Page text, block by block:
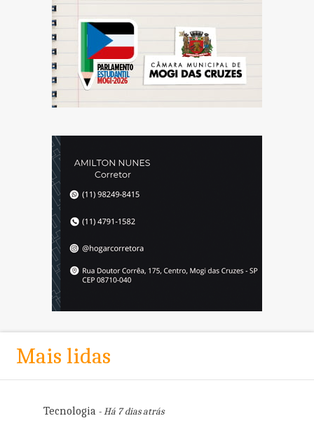
Mais lidas
Tecnologia- Há 7 dias atrás